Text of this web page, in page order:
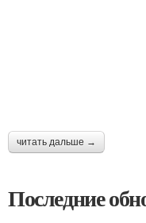
читать дальше →
Последние